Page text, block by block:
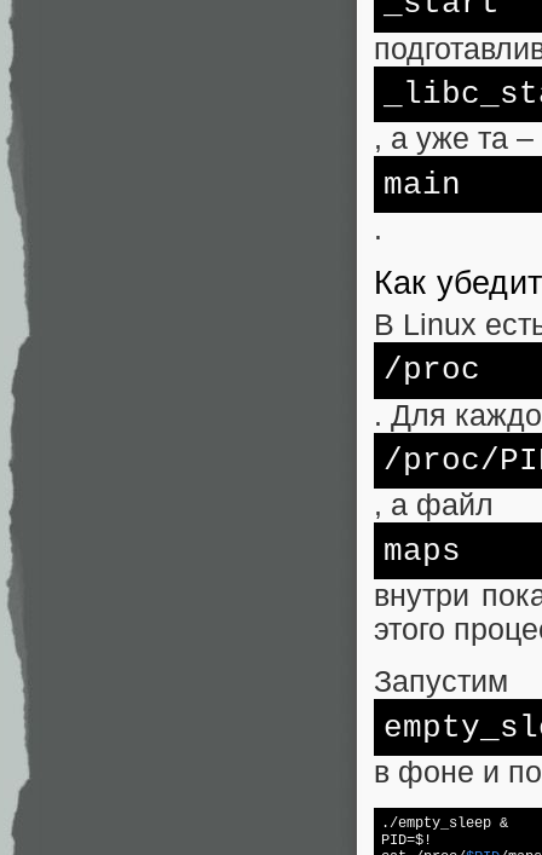
, а уже та
main
.
Как
В Linux
/proc
. Для
/proc/
, а файл
maps
внутри
этого
Запустим
в фоне и
./empty_sleep &
PID=$!